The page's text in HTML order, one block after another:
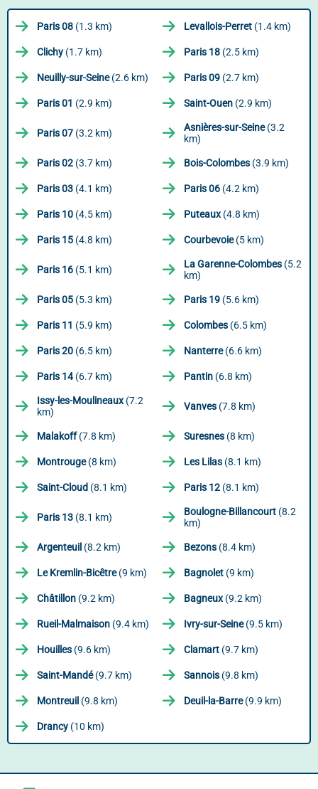
Paris 08 (1.3 km) Levallois-Perret (1.4 km)
Clichy (1.7 km) Paris 18 (2.5 km)
Neuilly-sur-Seine(2.6 km) Paris 09 (2.7 km)
Paris 01 (2.9 km) Saint-Ouen (2.9 km)
Paris 07 (3.2 km) Asnières-sur-Seine(3.2
km)
Paris 02 (3.7 km) Bois-Colombes (3.9 km)
Paris 03 (4.1 km) Paris 06 (4.2 km)
Paris 10 (4.5 km) Puteaux(4.8 km)
Paris 15 (4.8 km) Courbevoie(5 km)
Paris 16 (5.1 km) La Garenne-Colombes (5.2
km)
Paris 05 (5.3 km) Paris 19 (5.6 km)
Paris 11 (5.9 km) Colombes (6.5 km)
Paris 20 (6.5 km) Nanterre(6.6 km)
Paris 14(6.7 km) Pantin (6.8 km)
Issy-les-Moulineaux(7.2
km)
Vanves (7.8 km)
Malakoff(7.8 km) Suresnes (8 km)
Montrouge(8 km) Les Lilas (8.1 km)
Saint-Cloud (8.1 km) Paris 12 (8.1 km)
Paris 13 (8.1 km) Boulogne-Billancourt (8.2
km)
Argenteuil (8.2 km) Bezons (8.4 km)
Le Kremlin-Bicêtre(9 km) Bagnolet (9 km)
Châtillon (9.2 km) Bagneux(9.2 km)
Rueil-Malmaison (9.4 km) Ivry-sur-Seine(9.5 km)
Houilles (9.6 km) Clamart (9.7 km)
Saint-Mandé(9.7 km) Sannois (9.8 km)
Montreuil (9.8 km) Deuil-la-Barre(9.9 km)
Drancy (10 km)